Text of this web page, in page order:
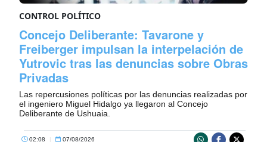
CONTROL POLÍTICO
Concejo Deliberante: Tavarone y
Freiberger impulsan la interpelación de
Yutrovic tras las denuncias sobre Obras
Privadas
Las repercusiones políticas por las denuncias realizadas por
el ingeniero Miguel Hidalgo ya llegaron al Concejo
Deliberante de Ushuaia.
02:08 | 07/08/2026